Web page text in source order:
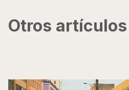
Otros artículos